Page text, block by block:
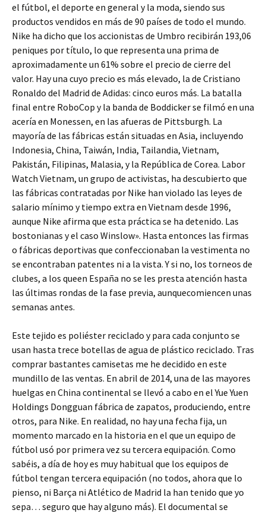
el fútbol, el deporte en general y la moda, siendo sus
productos vendidos en más de 90 países de todo el mundo.
Nike ha dicho que los accionistas de Umbro recibirán 193,06
peniques por título, lo que representa una prima de
aproximadamente un 61% sobre el precio de cierre del
valor. Hay una cuyo precio es más elevado, la de Cristiano
Ronaldo del Madrid de Adidas: cinco euros más. La batalla
final entre RoboCop y la banda de Boddicker se filmó en una
acería en Monessen, en las afueras de Pittsburgh. La
mayoría de las fábricas están situadas en Asia, incluyendo
Indonesia, China, Taiwán, India, Tailandia, Vietnam,
Pakistán, Filipinas, Malasia, y la República de Corea. Labor
Watch Vietnam, un grupo de activistas, ha descubierto que
las fábricas contratadas por Nike han violado las leyes de
salario mínimo y tiempo extra en Vietnam desde 1996,
aunque Nike afirma que esta práctica se ha detenido. Las
bostonianas y el caso Winslow». Hasta entonces las firmas
o fábricas deportivas que confeccionaban la vestimenta no
se encontraban patentes ni a la vista. Y si no, los torneos de
clubes, a los queen España no se les presta atención hasta
las últimas rondas de la fase previa, aunquecomiencen unas
semanas antes.
Este tejido es poliéster reciclado y para cada conjunto se
usan hasta trece botellas de agua de plástico reciclado. Tras
comprar bastantes camisetas me he decidido en este
mundillo de las ventas. En abril de 2014, una de las mayores
huelgas en China continental se llevó a cabo en el Yue Yuen
Holdings Dongguan fábrica de zapatos, produciendo, entre
otros, para Nike. En realidad, no hay una fecha fija, un
momento marcado en la historia en el que un equipo de
fútbol usó por primera vez su tercera equipación. Como
sabéis, a día de hoy es muy habitual que los equipos de
fútbol tengan tercera equipación (no todos, ahora que lo
pienso, ni Barça ni Atlético de Madrid la han tenido que yo
sepa… seguro que hay alguno más). El documental se